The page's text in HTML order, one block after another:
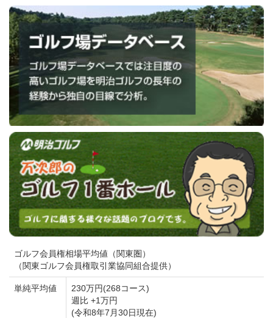
ゴルフ会員権相場平均値（関東圏）
（関東ゴルフ会員権取引業協同組合提供）
単純平均値
230万円(268コース)
週比 +1万円
(令和8年7月30日現在)